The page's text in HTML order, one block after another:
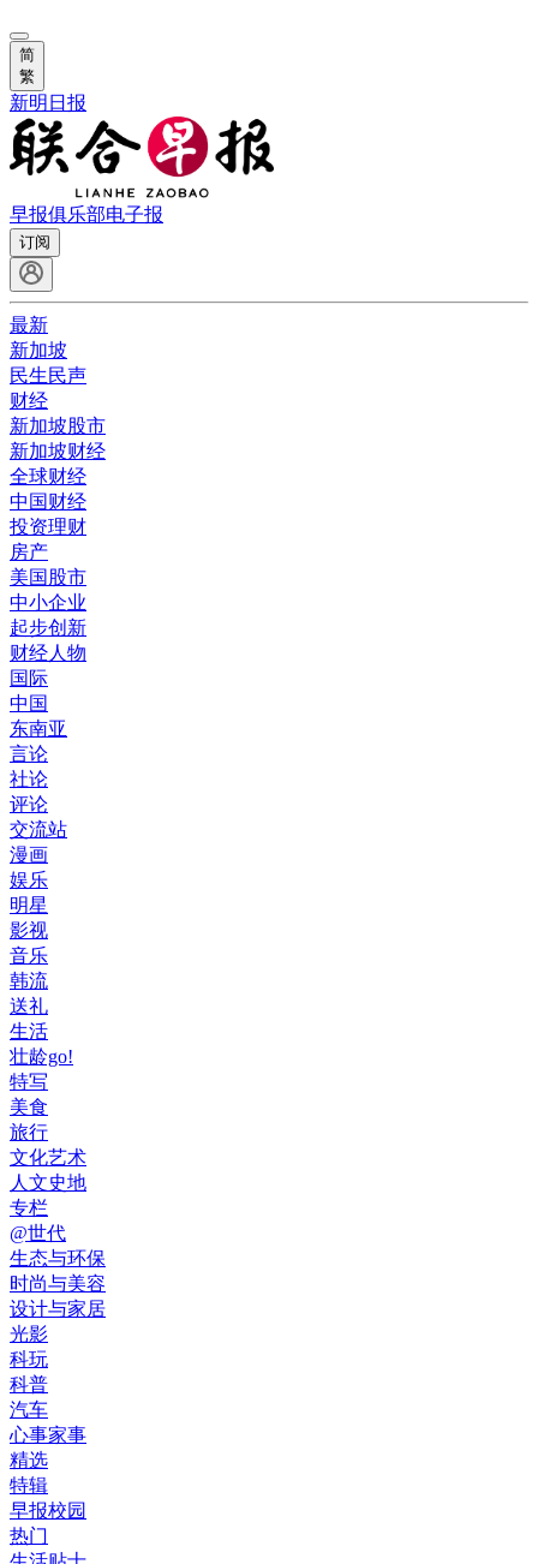
简
繁
新明日报
早报俱乐部电子报
订阅
最新
新加坡
民生民声
财经
新加坡股市
新加坡财经
全球财经
中国财经
投资理财
房产
美国股市
中小企业
起步创新
财经人物
国际
中国
东南亚
言论
社论
评论
交流站
漫画
娱乐
明星
影视
音乐
韩流
送礼
生活
壮龄go!
特写
美食
旅行
文化艺术
人文史地
专栏
@世代
生态与环保
时尚与美容
设计与家居
光影
科玩
科普
汽车
心事家事
精选
特辑
早报校园
热门